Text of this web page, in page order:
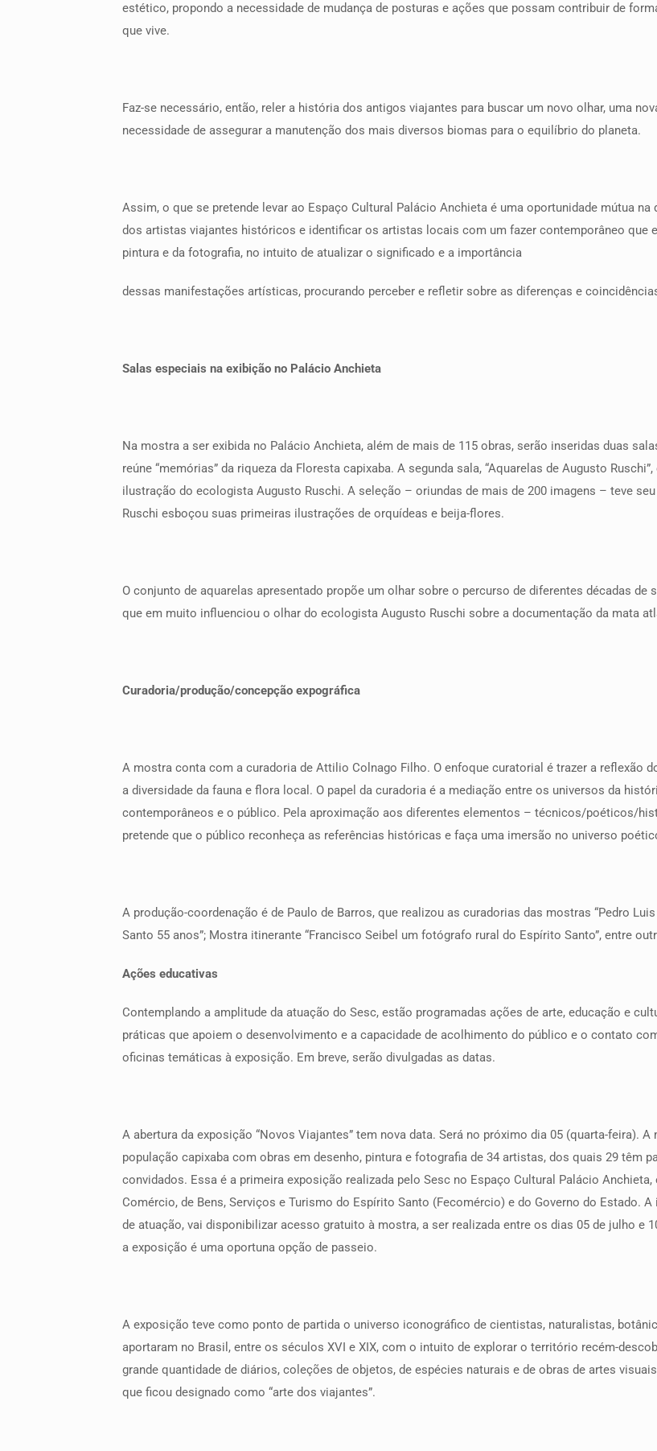
estético, propondo a necessidade de mudança de posturas e ações que possam contribuir de
que vive.
Faz-se necessário, então, reler a história dos antigos viajantes para buscar um novo olhar, uma
necessidade de assegurar a manutenção dos mais diversos biomas para o equilíbrio do planeta.
Assim, o que se pretende levar ao Espaço Cultural Palácio Anchieta é uma oportunidade mútua
dos artistas viajantes históricos e identificar os artistas locais com um fazer contemporâneo que
pintura e da fotografia, no intuito de atualizar o significado e a importância
dessas manifestações artísticas, procurando perceber e refletir sobre as diferenças e
Salas especiais na exibição no Palácio Anchieta
Na mostra a ser exibida no Palácio Anchieta, além de mais de 115 obras, serão inseridas duas
reúne “memórias” da riqueza da Floresta capixaba. A segunda sala, “Aquarelas de Augusto
ilustração do ecologista Augusto Ruschi. A seleção – oriundas de mais de 200 imagens – teve
Ruschi esboçou suas primeiras ilustrações de orquídeas e beija-flores.
O conjunto de aquarelas apresentado propõe um olhar sobre o percurso de diferentes décadas
que em muito influenciou o olhar do ecologista Augusto Ruschi sobre a documentação da mata
Curadoria/produção/concepção expográfica
A mostra conta com a curadoria de Attilio Colnago Filho. O enfoque curatorial é trazer a reflexão
a diversidade da fauna e flora local. O papel da curadoria é a mediação entre os universos da
contemporâneos e o público. Pela aproximação aos diferentes elementos – técnicos/poéticos/
pretende que o público reconheça as referências históricas e faça uma imersão no universo
A produção-coordenação é de Paulo de Barros, que realizou as curadorias das mostras “Pedro
Santo 55 anos”; Mostra itinerante “Francisco Seibel um fotógrafo rural do Espírito Santo”, entre
Ações educativas
Contemplando a amplitude da atuação do Sesc, estão programadas ações de arte, educação e
práticas que apoiem o desenvolvimento e a capacidade de acolhimento do público e o contato
oficinas temáticas à exposição. Em breve, serão divulgadas as datas.
A abertura da exposição “Novos Viajantes” tem nova data. Será no próximo dia 05 (quarta-feira).
população capixaba com obras em desenho, pintura e fotografia de 34 artistas, dos quais 29 têm
convidados. Essa é a primeira exposição realizada pelo Sesc no Espaço Cultural Palácio
Comércio, de Bens, Serviços e Turismo do Espírito Santo (Fecomércio) e do Governo do Estado.
de atuação, vai disponibilizar acesso gratuito à mostra, a ser realizada entre os dias 05 de julho e
a exposição é uma oportuna opção de passeio.
A exposição teve como ponto de partida o universo iconográfico de cientistas, naturalistas,
aportaram no Brasil, entre os séculos XVI e XIX, com o intuito de explorar o território recém-
grande quantidade de diários, coleções de objetos, de espécies naturais e de obras de artes
que ficou designado como “arte dos viajantes”.